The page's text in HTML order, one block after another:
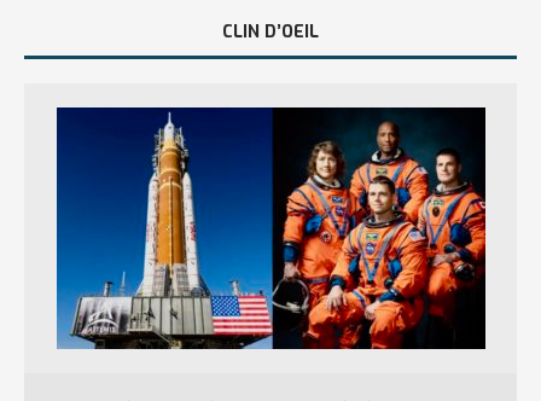
CLIN D’OEIL